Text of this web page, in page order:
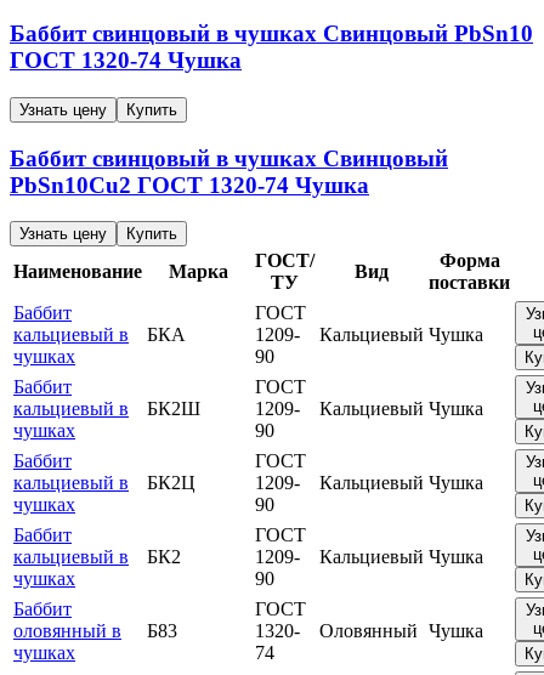
Баббит свинцовый в чушках Свинцовый PbSn10
ГОСТ 1320-74 Чушка
Узнать цену Купить
Баббит свинцовый в чушках Свинцовый
PbSn10Cu2 ГОСТ 1320-74 Чушка
Узнать цену Купить
Наименование Марка
ГОСТ/
ТУ
Вид
Форма
поставки
Баббит
кальциевый в
чушках
БКА
ГОСТ
1209-
90
Кальциевый Чушка
Баббит
кальциевый в
чушках
БК2Ш
ГОСТ
1209-
90
Кальциевый Чушка
Баббит
кальциевый в
чушках
БК2Ц
ГОСТ
1209-
90
Кальциевый Чушка
Баббит
кальциевый в
чушках
БК2
ГОСТ
1209-
90
Кальциевый Чушка
Баббит
оловянный в
чушках
Б83
ГОСТ
1320-
74
Оловянный Чушка